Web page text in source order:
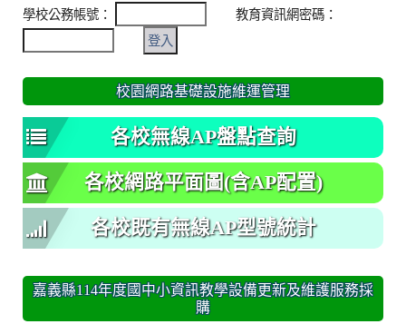
學校公務帳號： 教育資訊網密碼：
校園網路基礎設施維運管理
各校無線AP盤點查詢
各校網路平面圖(含AP配置)
各校既有無線AP型號統計
嘉義縣114年度國中小資訊教學設備更新及維護服務採
購